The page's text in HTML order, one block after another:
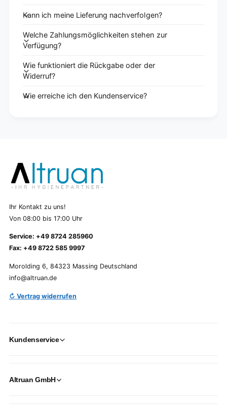
Kann ich meine Lieferung nachverfolgen?
Welche Zahlungsmöglichkeiten stehen zur
Verfügung?
Wie funktioniert die Rückgabe oder der
Widerruf?
Wie erreiche ich den Kundenservice?
Ihr Kontakt zu uns!
Von 08:00 bis 17:00 Uhr
Service: +49 8724 285960
Fax: +49 8722 585 9997
Morolding 6, 84323 Massing Deutschland
info@altruan.de
↻ Vertrag widerrufen
Kundenservice
Altruan GmbH